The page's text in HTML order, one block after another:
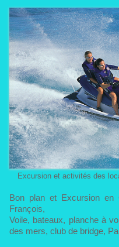
Excursion et activités des
Bon plan et Excursion en Guadeloupe aux abords de Saint
François,
Voile, bateaux, planche à
des mers, club de bridge,